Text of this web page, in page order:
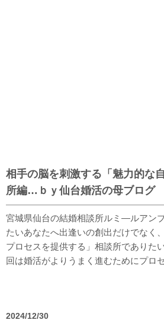
相手の脳を刺激する「魅力的な
所編…ｂｙ仙台婚活の母ブログ
宮城県仙台の結婚相談所ルミ―ルアン
たいあなたへ出逢いの創出だけでなく
プロセスを提供する」相談所でありた
回は婚活がよりうまく進むためにプロ
2024/12/30